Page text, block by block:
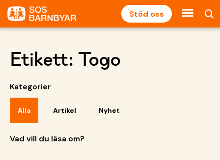
Stöd oss
Etikett: Togo
Kategorier
Alla Artikel Nyhet
Vad vill du läsa om?